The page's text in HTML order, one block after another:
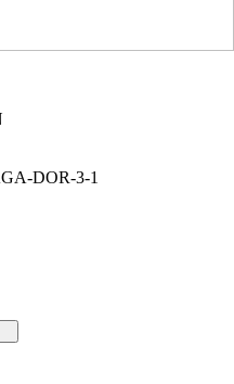
DOR-3-1